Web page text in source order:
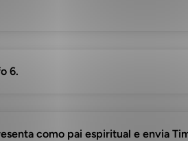
6.
como pai espiritual e envia